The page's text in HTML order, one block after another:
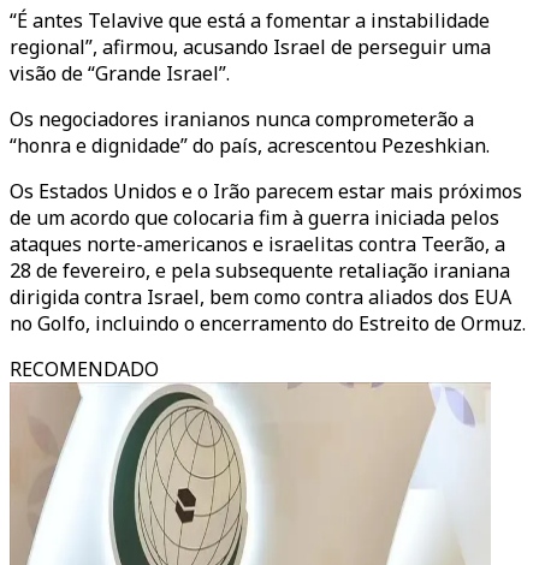
“É antes Telavive que está a fomentar a instabilidade
regional”, afirmou, acusando Israel de perseguir uma
visão de “Grande Israel”.
Os negociadores iranianos nunca comprometerão a
“honra e dignidade” do país, acrescentou Pezeshkian.
Os Estados Unidos e o Irão parecem estar mais próximos
de um acordo que colocaria fim à guerra iniciada pelos
ataques norte-americanos e israelitas contra Teerão, a
28 de fevereiro, e pela subsequente retaliação iraniana
dirigida contra Israel, bem como contra aliados dos EUA
no Golfo, incluindo o encerramento do Estreito de Ormuz.
RECOMENDADO